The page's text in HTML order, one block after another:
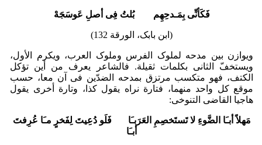
فَکَأنِّی بِمَـدحِهِم بُلتُ فِی أصلِ عَوسَجَهْ
(ابن بابک، الورقة 132)
ویوازن بین مدحه لملوک الفرس وملوک العرب، ویکرم الأول،
ویستخفّ الثانی بکلمات ثقیلة. فالشاعر یعرف من أین تؤکل
الکتف، فهو متکسب مرتزق بمدحه الضدّین فی آن معا، حسب
موقع کل واحد منهما، فتارة نراه یقول کذا، وتارة أخرى یقول
هاجیا القاضی التنوخی:
مَهلاً أبـَا الضَّوءِ لا تَستَخصِمِ العَرَبـَا فَلَو دُعِیتَ لِفَخرٍ مـَا عُرِفتَ
أبـَا